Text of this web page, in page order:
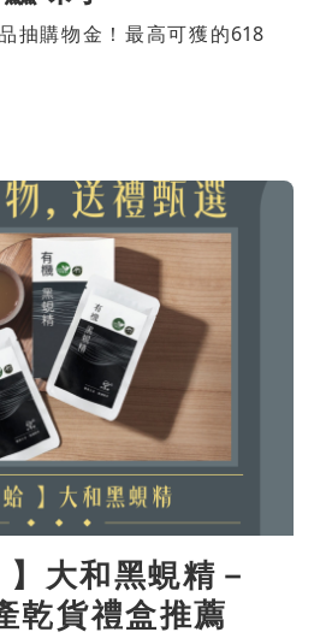
抽購物金！最高可獲的618
】大和黑蜆精－
乾貨禮盒推薦